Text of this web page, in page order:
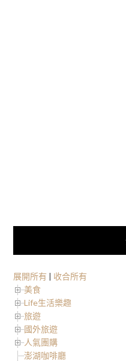
展開所有 | 收合所有
美食
Life生活樂趣
旅遊
國外旅遊
人氣團購
澎湖咖啡廳